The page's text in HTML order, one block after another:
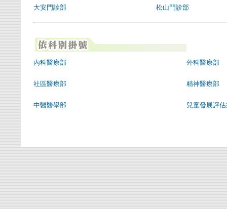
大安門診部 松山門診部
內科醫療部 外科醫療部
社區醫療部 精神醫療部
中醫醫學部 兒童發展評